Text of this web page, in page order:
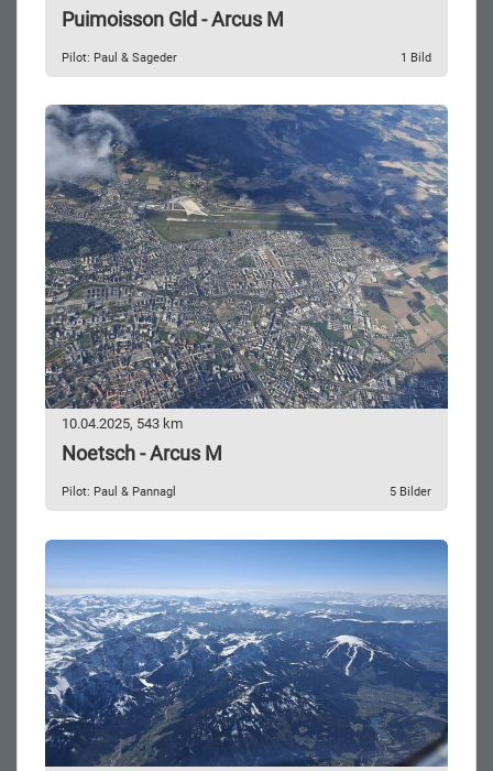
Puimoisson Gld - Arcus M
Pilot: Paul & Sageder 1 Bild
10.04.2025, 543 km
Noetsch - Arcus M
Pilot: Paul & Pannagl 5 Bilder